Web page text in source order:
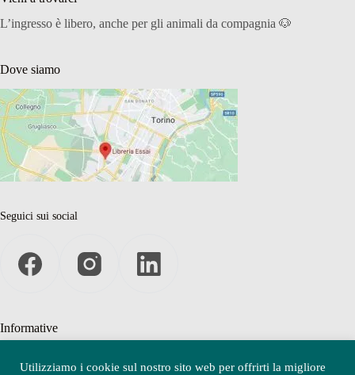
L’ingresso è libero, anche per gli animali da compagnia 🐶
Dove siamo
Seguici sui social
Informative
Cookie Policy
Utilizziamo i cookie sul nostro sito web per offrirti la migliore